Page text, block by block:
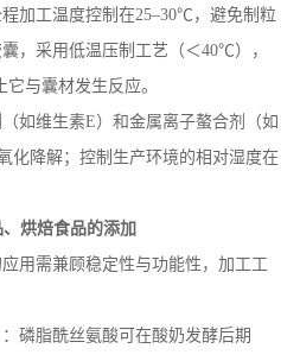
加工温度控制在25–30℃，避免制粒
，采用低温压制工艺（＜40℃），
与囊材发生反应。
如维生素E）和金属离子螯合剂（如
化降解；控制生产环境的相对湿度在
烘焙食品的添加
用需兼顾稳定性与功能性，加工工
磷脂酰丝氨酸可在酸奶发酵后期